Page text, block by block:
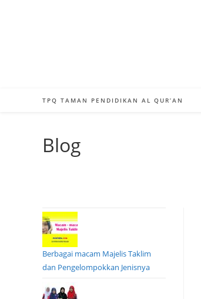
TPQ TAMAN PENDIDIKAN AL QUR’AN
Blog
Berbagai macam Majelis Taklim
dan Pengelompokkan Jenisnya